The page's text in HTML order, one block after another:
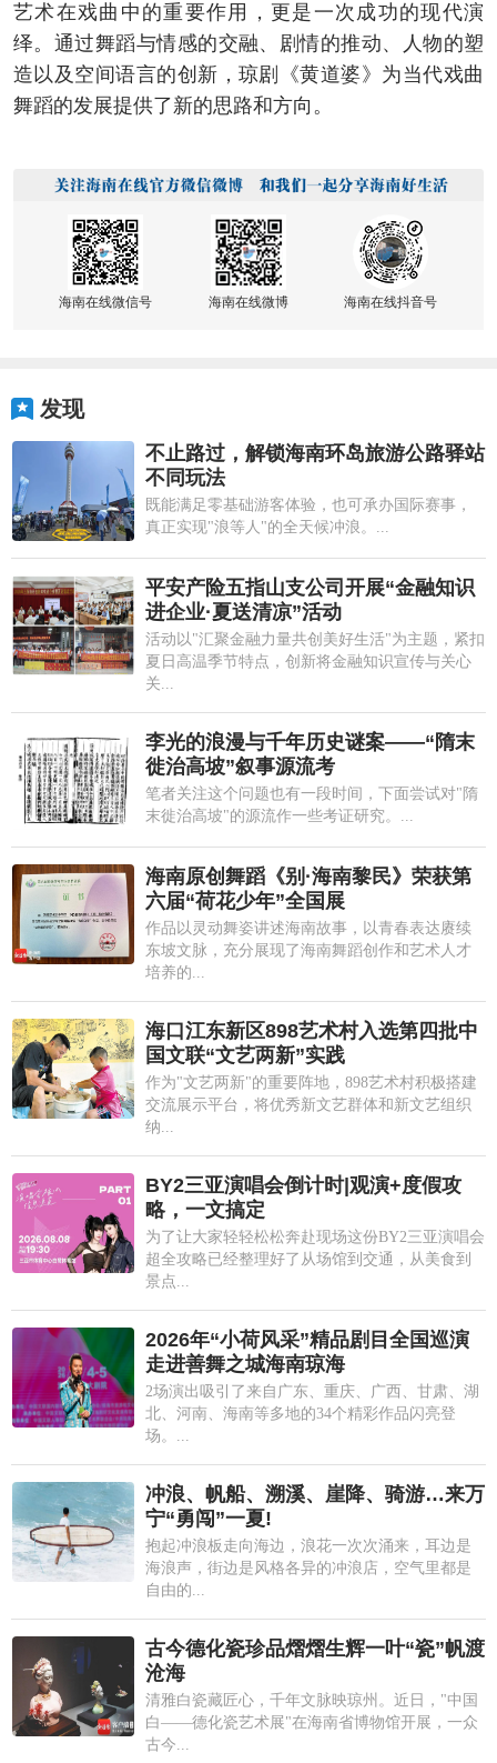
艺术在戏曲中的重要作用，更是一次成功的现代演
绎。通过舞蹈与情感的交融、剧情的推动、人物的塑
造以及空间语言的创新，琼剧《黄道婆》为当代戏曲
舞蹈的发展提供了新的思路和方向。
海南在线微信号 海南在线微博 海南在线抖音号
发现
不止路过，解锁海南环岛旅游公路驿站
不同玩法
既能满足零基础游客体验，也可承办国际赛事，
真正实现"浪等人"的全天候冲浪。...
平安产险五指山支公司开展“金融知识
进企业·夏送清凉”活动
活动以"汇聚金融力量共创美好生活"为主题，紧扣
夏日高温季节特点，创新将金融知识宣传与关心
关...
李光的浪漫与千年历史谜案——“隋末
徙治高坡”叙事源流考
笔者关注这个问题也有一段时间，下面尝试对"隋
末徙治高坡"的源流作一些考证研究。...
海南原创舞蹈《别·海南黎民》荣获第
六届“荷花少年”全国展
作品以灵动舞姿讲述海南故事，以青春表达赓续
东坡文脉，充分展现了海南舞蹈创作和艺术人才
培养的...
海口江东新区898艺术村入选第四批中
国文联“文艺两新”实践
作为"文艺两新"的重要阵地，898艺术村积极搭建
交流展示平台，将优秀新文艺群体和新文艺组织
纳...
BY2三亚演唱会倒计时|观演+度假攻
略，一文搞定
为了让大家轻轻松松奔赴现场这份BY2三亚演唱会
超全攻略已经整理好了从场馆到交通，从美食到
景点...
2026年“小荷风采”精品剧目全国巡演
走进善舞之城海南琼海
2场演出吸引了来自广东、重庆、广西、甘肃、湖
北、河南、海南等多地的34个精彩作品闪亮登
场。...
冲浪、帆船、溯溪、崖降、骑游…来万
宁“勇闯”一夏!
抱起冲浪板走向海边，浪花一次次涌来，耳边是
海浪声，街边是风格各异的冲浪店，空气里都是
自由的...
古今德化瓷珍品熠熠生辉一叶“瓷”帆渡
沧海
清雅白瓷藏匠心，千年文脉映琼州。近日，"中国
白——德化瓷艺术展"在海南省博物馆开展，一众
古今...